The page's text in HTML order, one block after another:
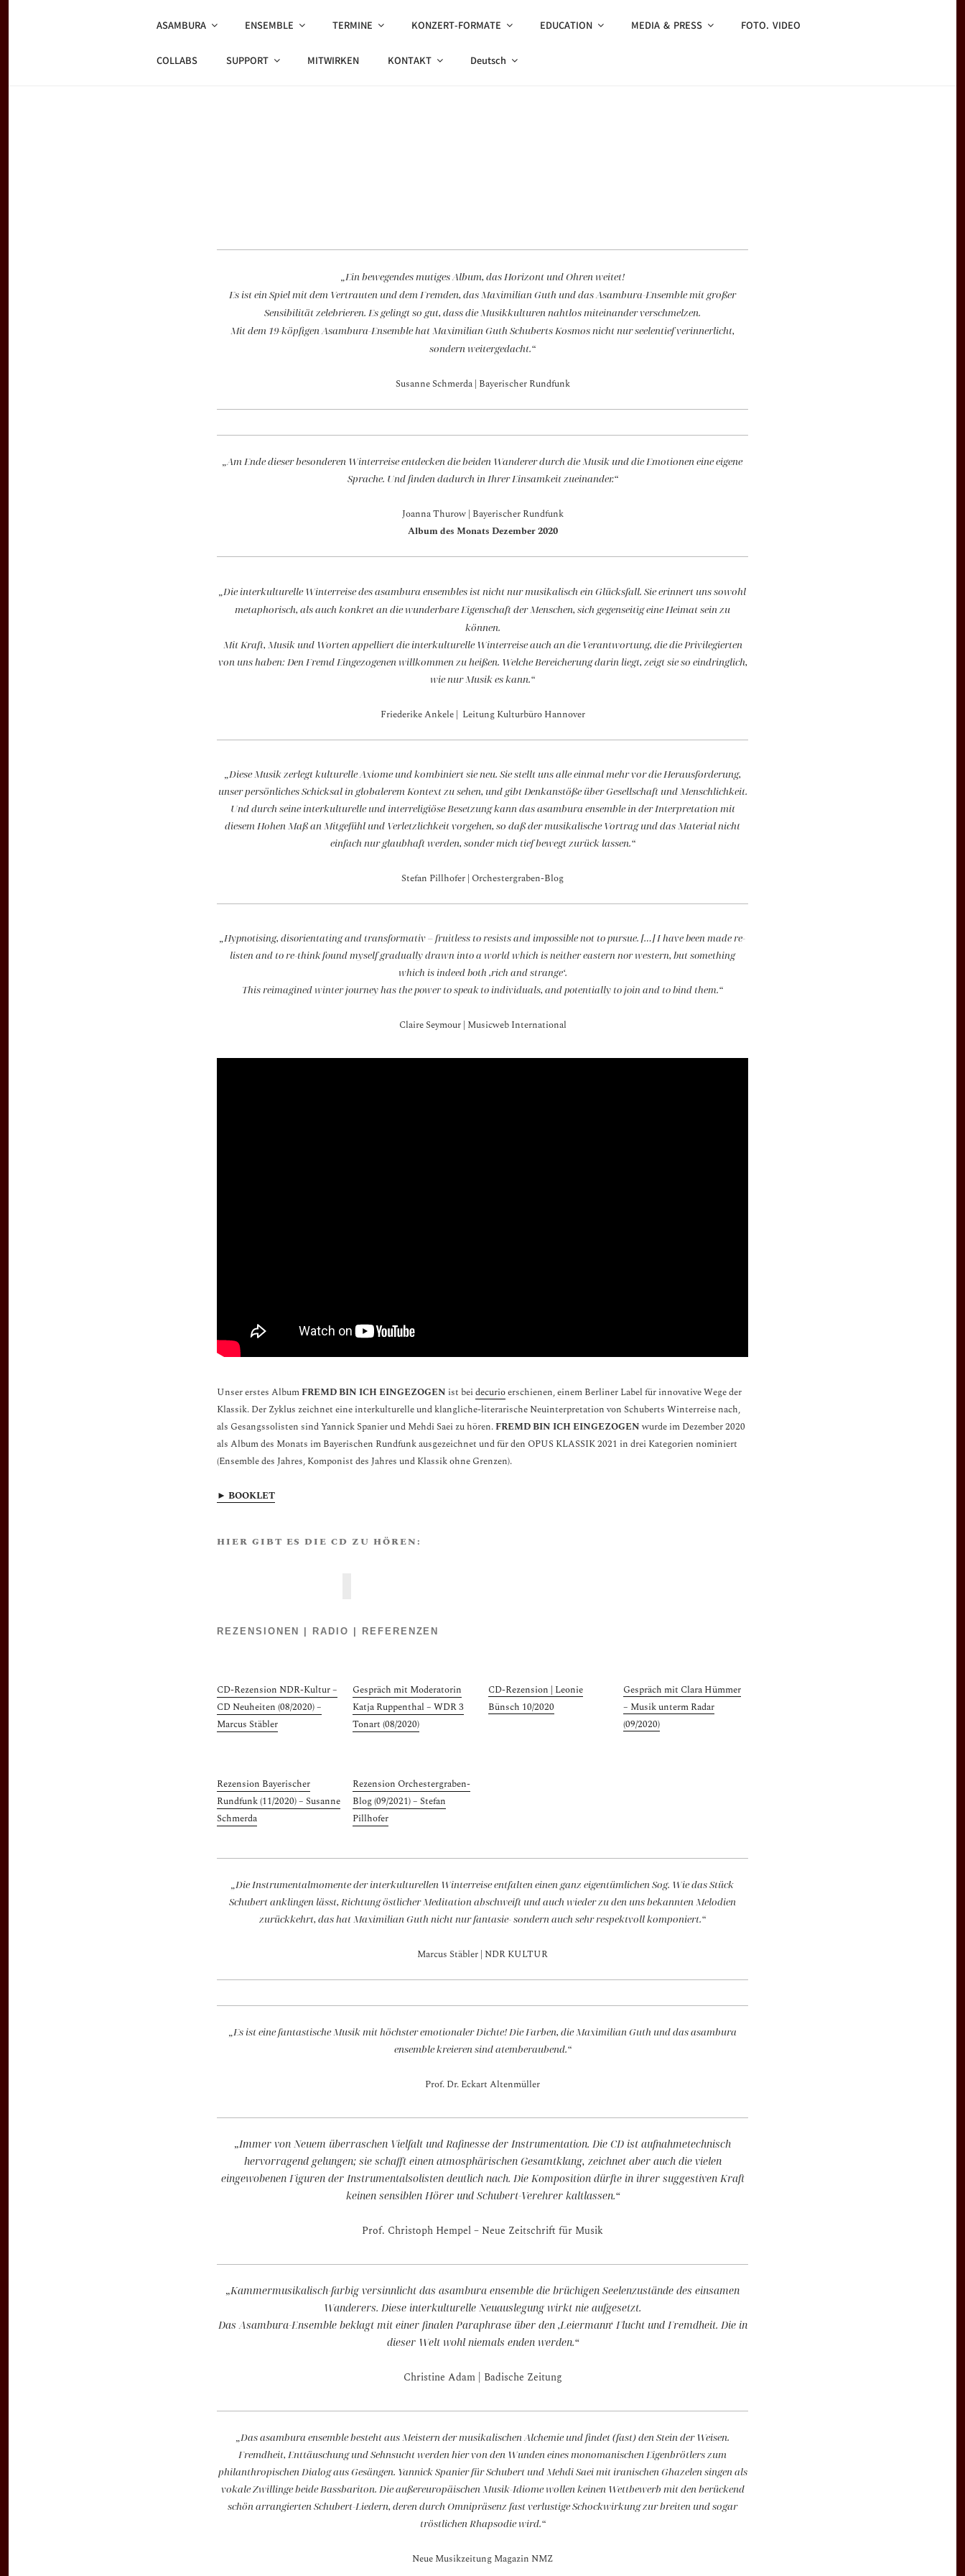
ASAMBURA
cultural dialogues | musical classical traditions | avantgarde
ASAMBURA ENSEMBLE TERMINE KONZERT-FORMATE EDUCATION MEDIA & PRESS FOTO. VIDEO
COLLABS SUPPORT MITWIRKEN KONTAKT Deutsch
„Ein bewegendes mutiges Album, das Horizont und Ohren weitet!
Es ist ein Spiel mit dem Vertrauten und dem Fremden, das Maximilian Guth und das Asambura-Ensemble mit großer
Sensibilität zelebrieren. Es gelingt so gut, dass die Musikkulturen nahtlos miteinander verschmelzen.
Mit dem 19-köpfigen Asambura-Ensemble hat Maximilian Guth Schuberts Kosmos nicht nur seelentief verinnerlicht,
sondern weitergedacht.“
Susanne Schmerda | Bayerischer Rundfunk
„Am Ende dieser besonderen Winterreise entdecken die beiden Wanderer durch die Musik und die Emotionen eine eigene
Sprache. Und finden dadurch in Ihrer Einsamkeit zueinander.“
Joanna Thurow | Bayerischer Rundfunk
Album des Monats Dezember 2020
„Die interkulturelle Winterreise des asambura ensembles ist nicht nur musikalisch ein Glücksfall. Sie erinnert uns sowohl
metaphorisch, als auch konkret an die wunderbare Eigenschaft der Menschen, sich gegenseitig eine Heimat sein zu
können.
Mit Kraft, Musik und Worten appelliert die interkulturelle Winterreise auch an die Verantwortung, die die Privilegierten
von uns haben: Den Fremd Eingezogenen willkommen zu heißen. Welche Bereicherung darin liegt, zeigt sie so eindringlich,
wie nur Musik es kann.“
Friederike Ankele | Leitung Kulturbüro Hannover
„Diese Musik zerlegt kulturelle Axiome und kombiniert sie neu. Sie stellt uns alle einmal mehr vor die Herausforderung,
unser persönliches Schicksal in globalerem Kontext zu sehen, und gibt Denkanstöße über Gesellschaft und Menschlichkeit.
Und durch seine interkulturelle und interreligiöse Besetzung kann das asambura ensemble in der Interpretation mit
diesem Hohen Maß an Mitgefühl und Verletzlichkeit vorgehen, so daß der musikalische Vortrag und das Material nicht
einfach nur glaubhaft werden, sonder mich tief bewegt zurück lassen.“
Stefan Pillhofer | Orchestergraben-Blog
„Hypnotising, disorientating and transformativ – fruitless to resists and impossible not to pursue. […] I have been made re-
listen and to re-think found myself gradually drawn into a world which is neither eastern nor western, but something
which is indeed both ‚rich and strange‘.
This reimagined winter journey has the power to speak to individuals, and potentially to join and to bind them.“
Claire Seymour | Musicweb International
Unser erstes AlbumFREMD BIN ICH EINGEZOGEN ist bei decurioerschienen, einem Berliner Label für innovative Wege der
Klassik. Der Zyklus zeichnet eine interkulturelle und klangliche-literarische Neuinterpretation von Schuberts Winterreise nach,
als Gesangssolisten sind Yannick Spanier und Mehdi Saei zu hören.FREMD BIN ICH EINGEZOGEN wurde im Dezember 2020
als Album des Monats im Bayerischen Rundfunk ausgezeichnet und für den OPUS KLASSIK 2021 in drei Kategorien nominiert
(Ensemble des Jahres, Komponist des Jahres und Klassik ohne Grenzen).
► BOOKLET
HIER GIBT ES DIE CD ZU HÖREN:
REZENSIONEN | RADIO | REFERENZEN
CD-Rezension NDR-Kultur –
CD Neuheiten (08/2020) –
Marcus Stäbler
Gespräch mit Moderatorin
Katja Ruppenthal – WDR 3
Tonart (08/2020)
CD-Rezension | Leonie
Bünsch 10/2020
Gespräch mit Clara Hümmer
– Musik unterm Radar
(09/2020)
Rezension Bayerischer
Rundfunk (11/2020) – Susanne
Schmerda
Rezension Orchestergraben-
Blog (09/2021) – Stefan
Pillhofer
„Die Instrumentalmomente der interkulturellen Winterreise entfalten einen ganz eigentümlichen Sog. Wie das Stück
Schubert anklingen lässt, Richtung östlicher Meditation abschweift und auch wieder zu den uns bekannten Melodien
zurückkehrt, das hat Maximilian Guth nicht nur fantasie- sondern auch sehr respektvoll komponiert.“
Marcus Stäbler | NDR KULTUR
„Es ist eine fantastische Musik mit höchster emotionaler Dichte! Die Farben, die Maximilian Guth und das asambura
ensemble kreieren sind atemberaubend.“
Prof. Dr. Eckart Altenmüller
„Immer von Neuem überraschen Vielfalt und Rafinesse der Instrumentation. Die CD ist aufnahmetechnisch
hervorragend gelungen; sie schafft einen atmosphärischen Gesamtklang, zeichnet aber auch die vielen
eingewobenen Figuren der Instrumentalsolisten deutlich nach. Die Komposition dürfte in ihrer suggestiven Kraft
keinen sensiblen Hörer und Schubert-Verehrer kaltlassen.“
Prof. Christoph Hempel – Neue Zeitschrift für Musik
„Kammermusikalisch-farbig versinnlicht das asambura ensemble die brüchigen Seelenzustände des einsamen
Wanderers. Diese interkulturelle Neuauslegung wirkt nie aufgesetzt.
Das Asambura-Ensemble beklagt mit einer finalen Paraphrase über den ‚Leiermann‘ Flucht und Fremdheit. Die in
dieser Welt wohl niemals enden werden.“
Christine Adam | Badische Zeitung
„Das asambura ensemble besteht aus Meistern der musikalischen Alchemie und findet (fast) den Stein der Weisen.
Fremdheit, Enttäuschung und Sehnsucht werden hier von den Wunden eines monomanischen Eigenbrötlers zum
philanthropischen Dialog aus Gesängen. Yannick Spanier für Schubert und Mehdi Saei mit iranischen Ghazelen singen als
vokale Zwillinge beide Bassbariton. Die außereuropäischen Musik-Idiome wollen keinen Wettbewerb mit den berückend
schön arrangierten Schubert-Liedern, deren durch Omnipräsenz fast verlustige Schockwirkung zur breiten und sogar
tröstlichen Rhapsodie wird.“
Neue Musikzeitung Magazin NMZ